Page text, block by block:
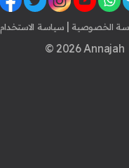
الخصوصية | سياسة الاستخدام
© 2026 Annajah